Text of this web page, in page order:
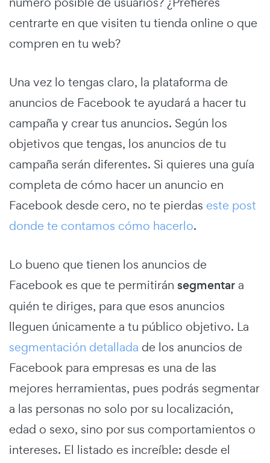
centrarte en que visiten tu tienda online o que
compren en tu web?
Una vez lo tengas claro, la plataforma de
anuncios de Facebook te ayudará a hacer tu
campaña y crear tus anuncios. Según los
objetivos que tengas, los anuncios de tu
campaña serán diferentes. Si quieres una guía
completa de cómo hacer un anuncio en
Facebook desde cero, no te pierdas este post
donde te contamos cómo hacerlo.
Lo bueno que tienen los anuncios de
Facebook es que te permitirán segmentar a
quién te diriges, para que esos anuncios
lleguen únicamente a tu público objetivo. La
segmentación detallada de los anuncios de
Facebook para empresas es una de las
mejores herramientas, pues podrás segmentar
a las personas no solo por su localización,
edad o sexo, sino por sus comportamientos o
intereses. El listado es increíble: desde el